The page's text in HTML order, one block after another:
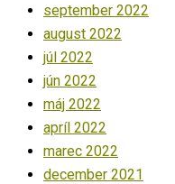
september 2022
august 2022
júl 2022
jún 2022
máj 2022
apríl 2022
marec 2022
december 2021